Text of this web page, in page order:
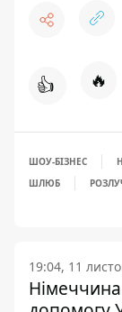
👍 🔥
ШОУ-БІЗНЕС
ШЛЮБ
19:04, 11
Німеччина